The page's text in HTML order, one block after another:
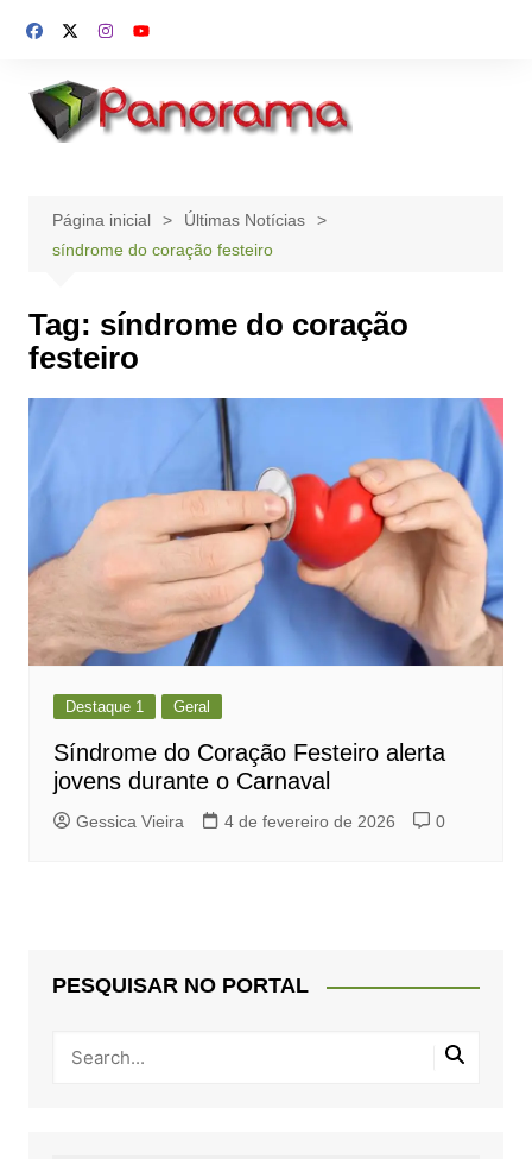
para
conteúdo
Página inicial
Últimas Notícias
síndrome do coração festeiro
Tag: síndrome do coração
festeiro
Destaque 1 Geral
Síndrome do Coração Festeiro alerta
jovens durante o Carnaval
Gessica Vieira 4 de fevereiro de 2026 0
PESQUISAR NO PORTAL